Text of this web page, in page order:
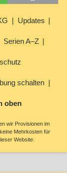
Updates
Serien A–Z
schalten
oben
wir Provisionen im
Mehrkosten für
Website.